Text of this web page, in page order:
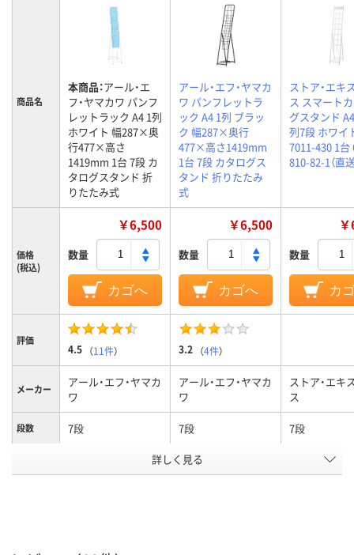
商品名
本商品：アール・エ
フ・ヤマカワ パンフ
レットラック A4 1列
ホワイト 幅287×奥
行477×高さ
1419mm 1台 7段 カ
タログスタンド 折
りたたみ式
アール・エフ・ヤマカ
ワ パンフレットラ
ック A4 1列 ブラッ
ク 幅287×奥行
477×高さ1419mm
1台 7段 カタログス
タンド 折りたたみ
式
ストア・エキ
ス スマート
グスタンド
列7段 ホワイ
7011-430 1台
810-82-1（直
価格
(税込)
￥6,500
数量
カゴへ
￥6,500
数量
カゴへ
数量
カ
評価
4.5 （11件） 3.2 （4件）
メーカー
アール・エフ・ヤマカ
ワ
アール・エフ・ヤマカ
ワ
ストア・エキ
ス
段数 7段 7段 7段
ブラック系 ホワイト系
詳しく見る